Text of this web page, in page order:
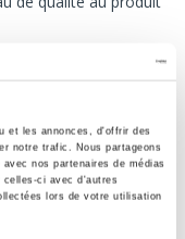
et les annonces, d'offrir des
notre trafic. Nous partageons
nos partenaires de médias
ci avec d'autres
lors de votre utilisation
réelle opportunité
produits retournés.
en vente du
vers un canal de